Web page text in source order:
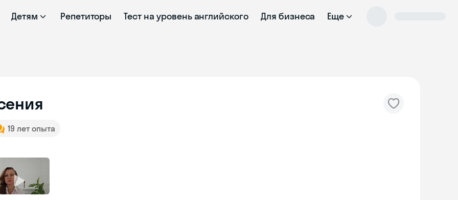
Детям Репетиторы Тест на уровень английского Для бизнеса Еще
19 лет опыта